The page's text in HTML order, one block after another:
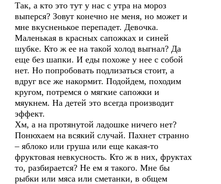
Так, а кто это тут у нас с утра на мороз
выперся? Зовут конечно не меня, но может и
мне вкусненькое перепадет. Девочка.
Маленькая в красных сапожках и синей
шубке. Кто ж ее на такой холод выгнал? Да
еще без шапки. И еды похоже у нее с собой
нет. Но попробовать подлизаться стоит, а
вдруг все же накормит. Подойдем, походим
кругом, потремся о мягкие сапожки и
мяукнем. На детей это всегда производит
эффект.
Хм, а на протянутой ладошке ничего нет?
Понюхаем на всякий случай. Пахнет странно
– яблоко или груша или еще какая-то
фруктовая невкусность. Кто ж в них, фруктах
то, разбирается? Не ем я такого. Мне бы
рыбки или мяса или сметанки, в общем